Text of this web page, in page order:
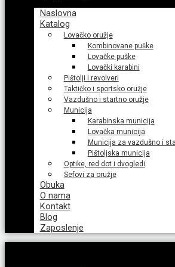
Naslovna
Katalog
Lovačko oružje
Kombinovane puške
Lovačke puške
Lovački karabini
Pištolji i revolveri
Taktičko i sportsko oružje
Vazdušno i startno oružje
Municija
Karabinska municija
Lovačka municija
Municija za vazdušno i
Pištoljska municija
Optike, red dot i dvogledi
Sefovi za oružje
Obuka
O nama
Kontakt
Blog
Zaposlenje